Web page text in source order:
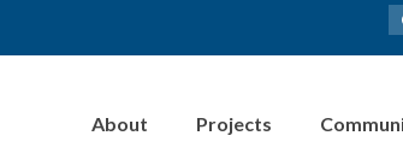
About Projects